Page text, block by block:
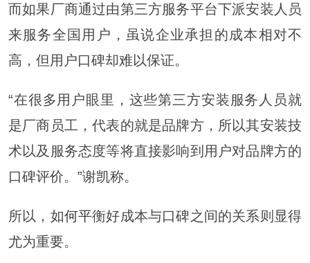
而如果厂商通过由第三方服务平台下派安装人员
来服务全国用户，虽说企业承担的成本相对不
高，但用户口碑却难以保证。
“在很多用户眼里，这些第三方安装服务人员就
是厂商员工，代表的就是品牌方，所以其安装技
术以及服务态度等将直接影响到用户对品牌方的
口碑评价。”谢凯称。
所以，如何平衡好成本与口碑之间的关系则显得
尤为重要。